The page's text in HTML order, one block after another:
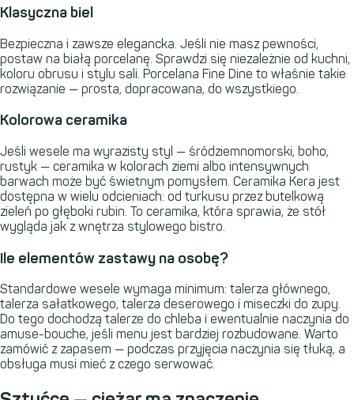
Klasyczna biel
Bezpieczna i zawsze elegancka. Jeśli nie masz pewności,
postaw na białą porcelanę. Sprawdzi się niezależnie od kuchni,
koloru obrusu i stylu sali. Porcelana Fine Dine to właśnie takie
rozwiązanie — prosta, dopracowana, do wszystkiego.
Kolorowa ceramika
Jeśli wesele ma wyrazisty styl — śródziemnomorski, boho,
rustyk — ceramika w kolorach ziemi albo intensywnych
barwach może być świetnym pomysłem. Ceramika Kera jest
dostępna w wielu odcieniach: od turkusu przez butelkową
zieleń po głęboki rubin. To ceramika, która sprawia, że stół
wygląda jak z wnętrza stylowego bistro.
Ile elementów zastawy na osobę?
Standardowe wesele wymaga minimum: talerza głównego,
talerza sałatkowego, talerza deserowego i miseczki do zupy.
Do tego dochodzą talerze do chleba i ewentualnie naczynia do
amuse-bouche, jeśli menu jest bardziej rozbudowane. Warto
zamówić z zapasem — podczas przyjęcia naczynia się tłuką, a
obsługa musi mieć z czego serwować.